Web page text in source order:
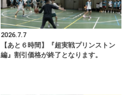
2026.7.7
【あと６時間】『超実戦プリンストン
編』割引価格が終了となります。